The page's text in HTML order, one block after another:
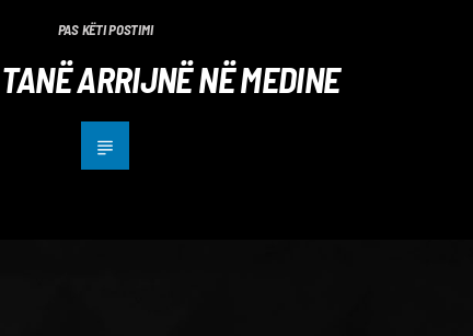
PAS KËTI POSTIMI
ARRIJNË NË MEDINE